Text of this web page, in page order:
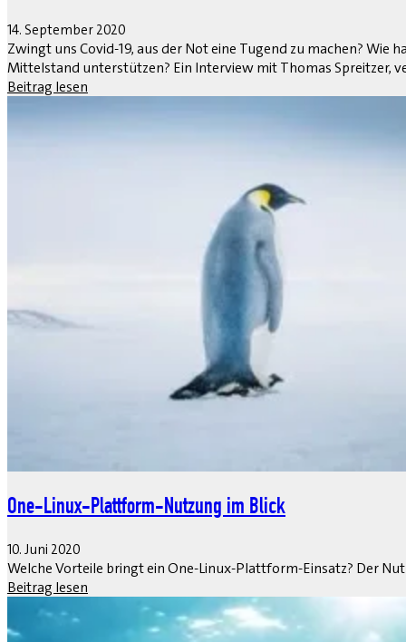
14. September 2020
Zwingt uns Covid-19, aus der Not eine Tugend zu machen?
Mittelstand unterstützen? Ein Interview mit Thomas Spreitzer,
Beitrag lesen
One-Linux-Plattform-Nutzung im Blick
10. Juni 2020
Welche Vorteile bringt ein One-Linux-Plattform-Einsatz? Der
Beitrag lesen